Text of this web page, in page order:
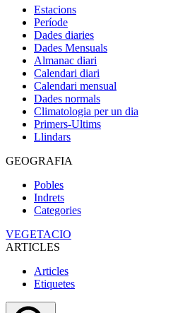
Estacions
Període
Dades diaries
Dades Mensuals
Almanac diari
Calendari diari
Calendari mensual
Dades normals
Climatologia per un dia
Primers-Ultims
Llindars
GEOGRAFIA
Pobles
Indrets
Categories
VEGETACIO
ARTICLES
Articles
Etiquetes